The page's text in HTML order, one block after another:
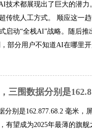
技术都展现出了巨大的潜
传统人工方式。 顺应这一
动“全栈AI”战略。随后推
部分用户不知道AI在哪里
三围数据分别是
别是162.877.68.2 毫米，
有望成为2025年最薄的旗